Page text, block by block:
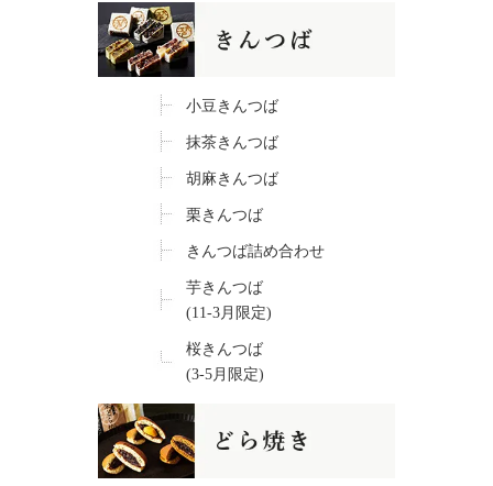
小豆きんつば
抹茶きんつば
胡麻きんつば
栗きんつば
きんつば詰め合わせ
芋きんつば
(11-3月限定)
桜きんつば
(3-5月限定)